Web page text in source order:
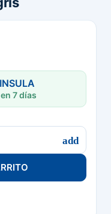
7 días